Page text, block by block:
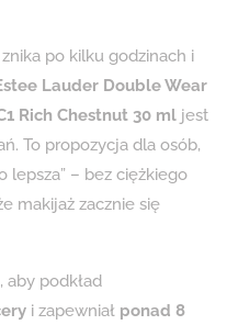
po kilku godzinach i
Lauder Double Wear
Rich Chestnut 30 ml jest
To propozycja dla osób,
lepsza” – bez ciężkiego
makijaż zacznie się
aby podkład
i zapewniał ponad 8